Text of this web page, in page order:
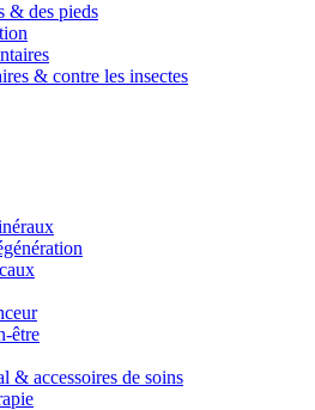
& des pieds
& contre les insectes
être
& accessoires de soins